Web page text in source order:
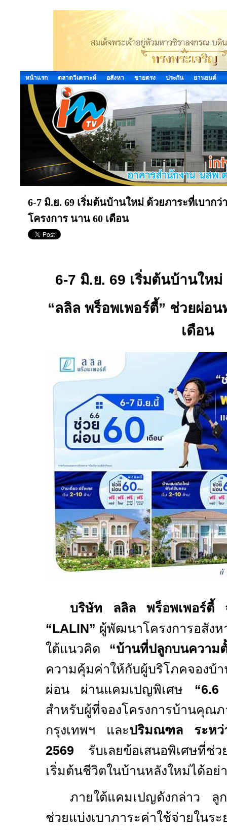
หน้าแรก ตลาดวิเคราะห์ อสังหา ขายตรง ประกัน ยานยนต์
6-7 มิ.ย. 69 เริ่มต้นบ้านใหม่ ด้วยภาระที่เบาก
โครงการ นาน 60 เดือน
6-7 มิ.ย. 69 เริ่มต้นบ้านใหม่
“ลลิล พร็อพเพอร์ตี้” ช่วยผ่อ
เดือน
บริษัท ลลิล พร็อพเพอร์ตี้
“LALIN” ผู้พัฒนาโครงการอสัง
ใต้แนวคิด “บ้านที่ปลูกบนความ
ความคุ้มค่าให้กับผู้บริโภคจองบ้
ผ่อน ผ่านแคมเปญพิเศษ “6.6
สำหรับผู้ที่จองโครงการบ้านคุณ
กรุงเทพฯ และปริมณฑล ระห
2569 รับเลยข้อเสนอพิเศษที่ช่ว
เริ่มต้นชีวิตในบ้านหลังใหม่ได้อย่
ภายใต้แคมเปญดังกล่าว ลู
ช่วยแบ่งเบาภาระค่าใช้จ่ายใน